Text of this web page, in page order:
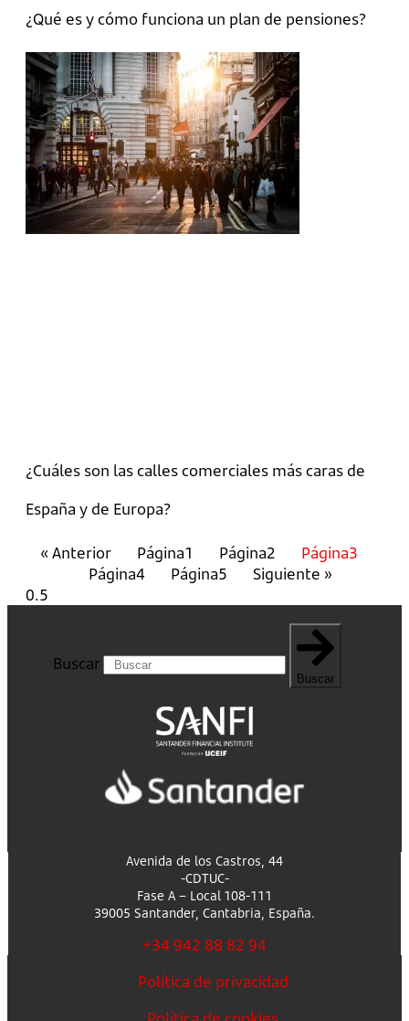
¿Qué es y cómo funciona un plan de pensiones?
¿Cuáles son las calles comerciales más caras de
España y de Europa?
« Anterior Página1 Página2 Página3
Página4 Página5 Siguiente »
Buscar
Buscar
Avenida de los Castros, 44
-CDTUC-
Fase A – Local 108-111
39005 Santander, Cantabria, España.
+34 942 88 82 94
Política de privacidad